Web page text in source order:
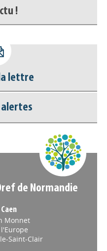
!
lettre
alertes
de Normandie
Monnet
Saint-Clair